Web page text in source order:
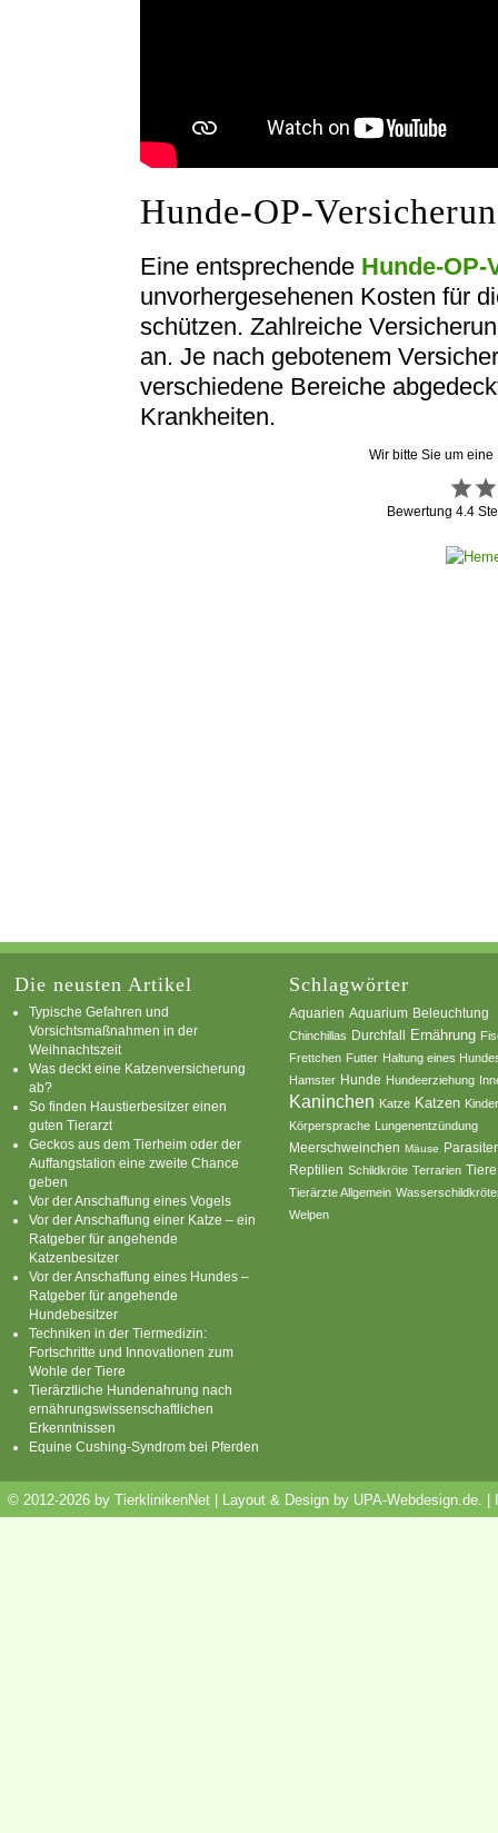
Hunde-OP-
Eine entsprechende Hunde-
unvorhergesehenen Kosten für
schützen. Zahlreiche
an. Je nach gebotenem
verschiedene Bereiche
Krankheiten.
Wir bitte Sie um
Bewertung 4.4
Die neusten Artikel
Typische Gefahren und
Vorsichtsmaßnahmen in der
Weihnachtszeit
Was deckt eine Katzenversicherung
ab?
So finden Haustierbesitzer einen
guten Tierarzt
Geckos aus dem Tierheim oder der
Auffangstation eine zweite Chance
geben
Vor der Anschaffung eines Vogels
Vor der Anschaffung einer Katze – ein
Ratgeber für angehende
Katzenbesitzer
Vor der Anschaffung eines Hundes –
Ratgeber für angehende
Hundebesitzer
Techniken in der Tiermedizin:
Fortschritte und Innovationen zum
Wohle der Tiere
Tierärztliche Hundenahrung nach
ernährungswissenschaftlichen
Erkenntnissen
Equine Cushing-Syndrom bei Pferden
Schlagwörter
Aquarien Aquarium Beleuchtung
Chinchillas Durchfall Ernährung
Frettchen Futter Haltung eines
Hamster Hunde Hundeerziehung
Kaninchen Katze Katzen
Körpersprache Lungenentzündung
Meerschweinchen Mäuse
Reptilien Schildkröte Terrarien Tiere
Tierärzte Allgemein
Welpen
© 2012-2026 by TierklinikenNet | Layout & Design by UPA-Webdesign.de.